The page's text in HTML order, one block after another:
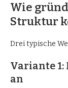
Wie
Struktur
Drei typische
Variante
an